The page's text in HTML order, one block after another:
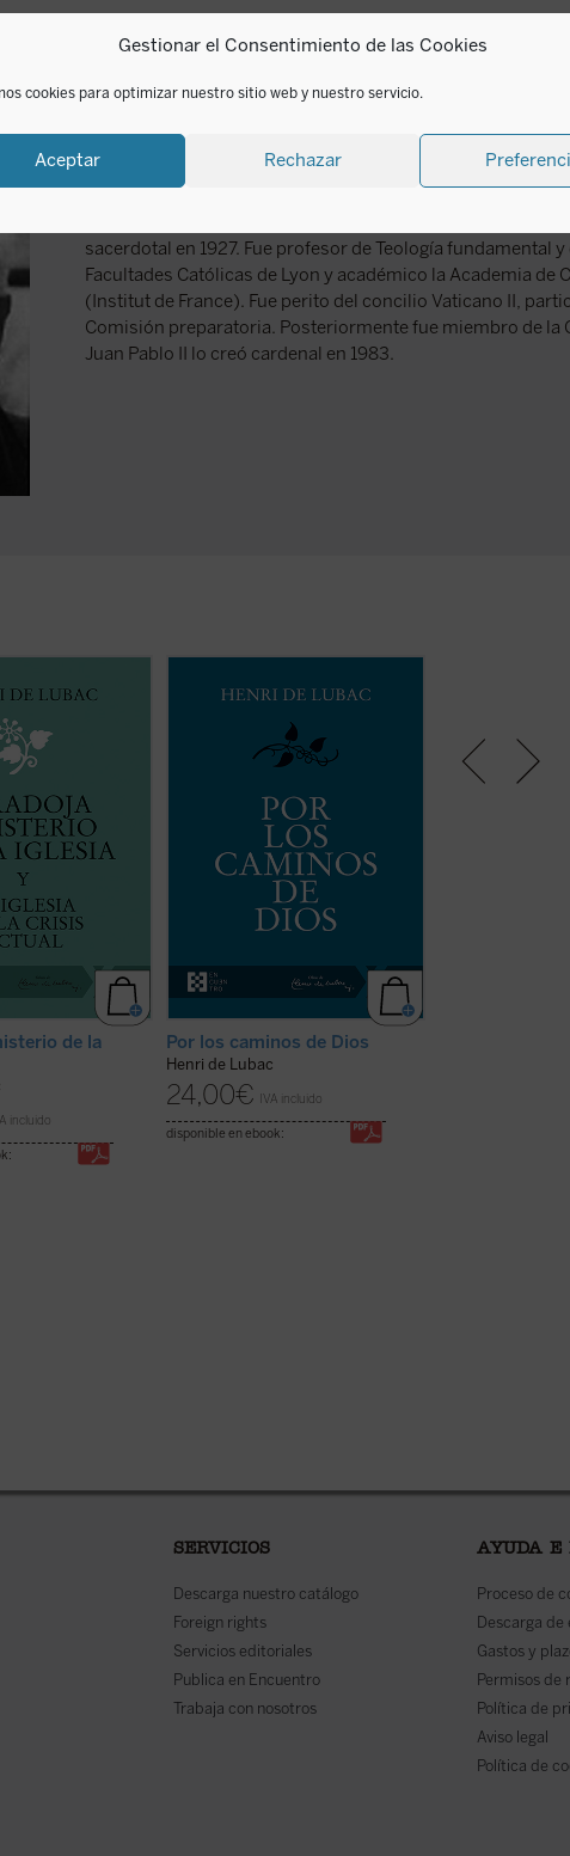
Gestionar el Consentimiento de las Cookies
cookies para optimizar nuestro sitio web y nuestro servicio.
Aceptar Rechazar
Henri de Lubac
Henri de Lubac (1896-1991) ingresó en la Compañía de
sacerdotal en 1927. Fue profesor de Teología fundamental
Facultades Católicas de Lyon y académico la Academia de
(Institut de France). Fue perito del concilio Vaticano II,
Comisión preparatoria. Posteriormente fue miembro de la
Juan Pablo II lo creó cardenal en 1983.
de ocupar la
Este es
de los textos
reunidos en el
Frente a una
las raíces
Europa, el teólogo
apremiante
de la ...
de la
incluido
En esta obra, uno de los
Obras de Henri de Lubac
encontrará no solo una llamada
que han de caracterizar el
quehacer teológico de todos los
tiempos, sino también una
realización concreta y fiel de dicho
(ver ficha)
Por los caminos de Dios
Henri de Lubac
24,00€ IVA incluido
disponible en ebook:
programático,
esenciales de la
Por un lado, la
SERVICIOS
Descarga nuestro catálogo
Foreign rights
Servicios editoriales
Publica en Encuentro
Trabaja con nosotros
AYUDA E
Proceso de
Descarga de
Gastos y
Permisos de
Política de
Aviso legal
Política de